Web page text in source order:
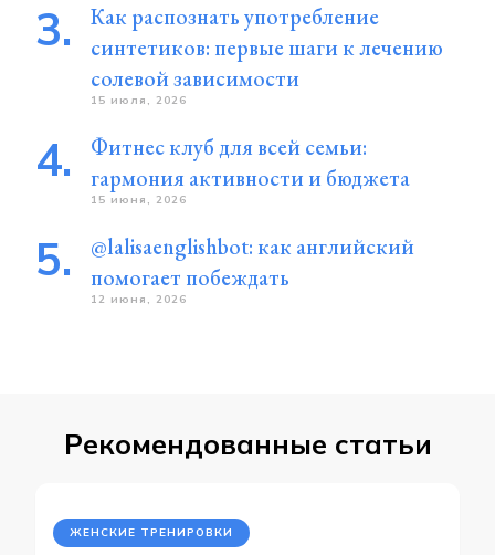
Как распознать употребление
синтетиков: первые шаги к лечению
солевой зависимости
15 июля, 2026
Фитнес клуб для всей семьи:
гармония активности и бюджета
15 июня, 2026
@lalisaenglishbot: как английский
помогает побеждать
12 июня, 2026
Рекомендованные статьи
ЖЕНСКИЕ ТРЕНИРОВКИ